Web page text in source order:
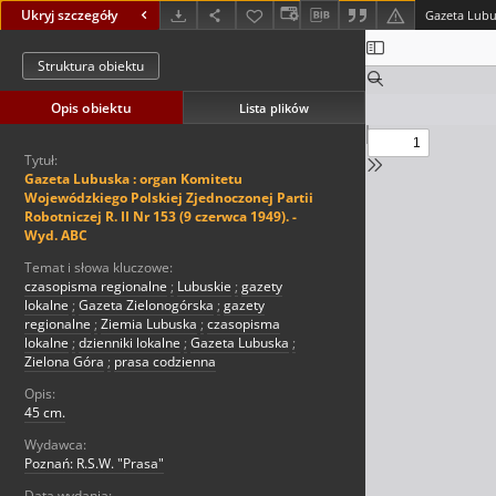
Ukryj szczegóły
Struktura obiektu
Opis obiektu Lista plików
Tytuł:
Gazeta Lubuska : organ Komitetu
Wojewódzkiego Polskiej Zjednoczonej Partii
Robotniczej R. II Nr 153 (9 czerwca 1949). -
Wyd. ABC
Temat i słowa kluczowe:
czasopisma regionalne ; Lubuskie ; gazety
lokalne ; Gazeta Zielonogórska ; gazety
regionalne ; Ziemia Lubuska ; czasopisma
lokalne ; dzienniki lokalne ; Gazeta Lubuska ;
Zielona Góra ; prasa codzienna
Opis:
45 cm.
Wydawca:
Poznań: R.S.W. "Prasa"